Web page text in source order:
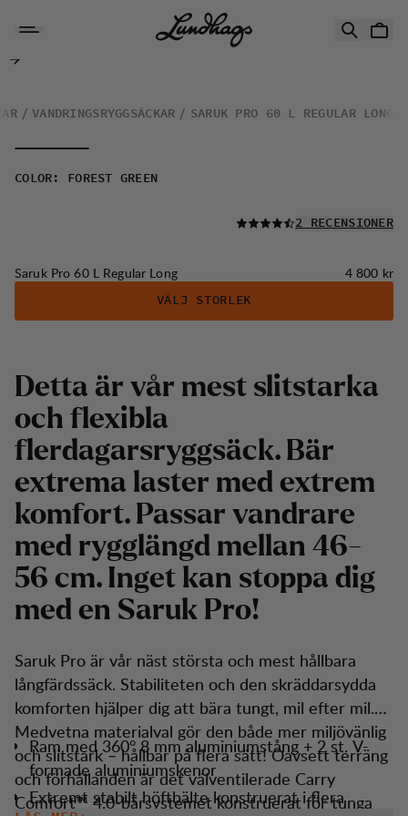
Saruk Pro 60 L Regular Long
VANDRINGSRYGGSÄCKAR SARUK PRO 60 L REGULAR LONG
COLOR : FOREST GREEN
LÄS ALLA
2 RECENSIONER
Saruk Pro 60 L Regular Long Pris:
4 800 kr
VÄLJ STORLEK
Detta är vår mest slitstarka
och flexibla
flerdagarsryggsäck. Bär
extrema laster med extrem
komfort. Passar vandrare
med rygglängd mellan 46-
56 cm. Inget kan stoppa dig
med en Saruk Pro!
Saruk Pro är vår näst största och mest hållbara
långfärdssäck. Stabiliteten och den skräddarsydda
komforten hjälper dig att bära tungt, mil efter mil.
Medvetna materialval gör den både mer miljövänlig
och slitstark – hållbar på flera sätt! Oavsett terräng
och förhållanden är det välventilerade Carry
Comfort™ 4.0-bärsystemet konstruerat för tunga
Ram med 360° 8 mm aluminiumstång + 2 st. V-
formade aluminiumskenor
Extremt stabilt höftbälte konstruerat i flera